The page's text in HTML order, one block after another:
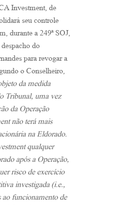
Investment, de
seu controle
durante a 249ª SOJ,
do
para revogar a
o Conselheiro,
da medida
Tribunal, uma vez
da Operação
não terá mais
na Eldorado.
qualquer
após a Operação,
risco de exercício
investigada (i.e.,
funcionamento de